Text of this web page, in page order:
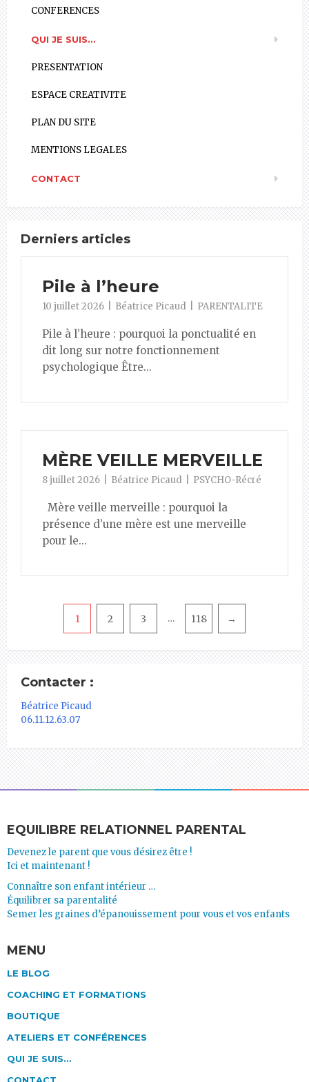
CONFERENCES
QUI JE SUIS…
PRESENTATION
ESPACE CREATIVITE
PLAN DU SITE
MENTIONS LEGALES
CONTACT
Derniers articles
Pile à l’heure
10 juillet 2026 Béatrice Picaud PARENTALITE
Pile à l’heure : pourquoi la ponctualité en
dit long sur notre fonctionnement
psychologique Être...
MÈRE VEILLE MERVEILLE
8 juillet 2026 Béatrice Picaud PSYCHO-Récré
Mère veille merveille : pourquoi la
présence d’une mère est une merveille
pour le...
Pagination
1 2 3 … 118 →
Contacter :
Béatrice Picaud
06.11.12.63.07
EQUILIBRE RELATIONNEL PARENTAL
Devenez le parent que vous désirez être !
Ici et maintenant !
Connaître son enfant intérieur …
Équilibrer sa parentalité
Semer les graines d’épanouissement pour vous et vos enfants
MENU
LE BLOG
COACHING ET FORMATIONS
BOUTIQUE
ATELIERS ET CONFÉRENCES
QUI JE SUIS…